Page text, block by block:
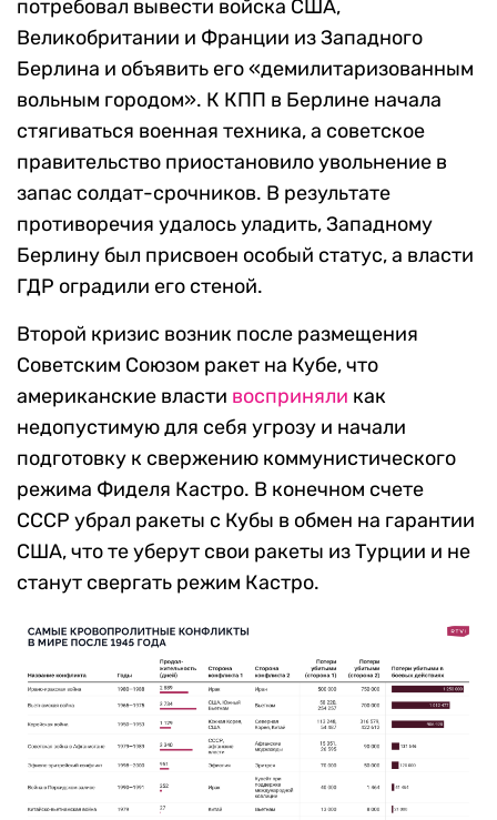
потребовал вывести войска США,
Великобритании и Франции из Западного
Берлина и объявить его «демилитаризованным
вольным городом». К КПП в Берлине начала
стягиваться военная техника, а советское
правительство приостановило увольнение в
запас солдат-срочников. В результате
противоречия удалось уладить, Западному
Берлину был присвоен особый статус, а власти
ГДР оградили его стеной.
Второй кризис возник после размещения
Советским Союзом ракет на Кубе, что
американские власти восприняли как
недопустимую для себя угрозу и начали
подготовку к свержению коммунистического
режима Фиделя Кастро. В конечном счете
СССР убрал ракеты с Кубы в обмен на гарантии
США, что те уберут свои ракеты из Турции и не
станут свергать режим Кастро.